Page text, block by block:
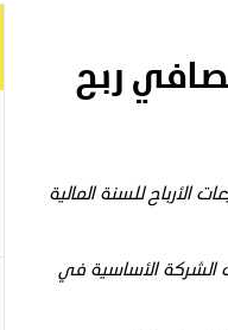
ربح
الربع الرابع لعام 2025، ليصل إجمالي توزيعات الأرباح للسنة المالية
القوي لعمليات الشركة الأساسية في